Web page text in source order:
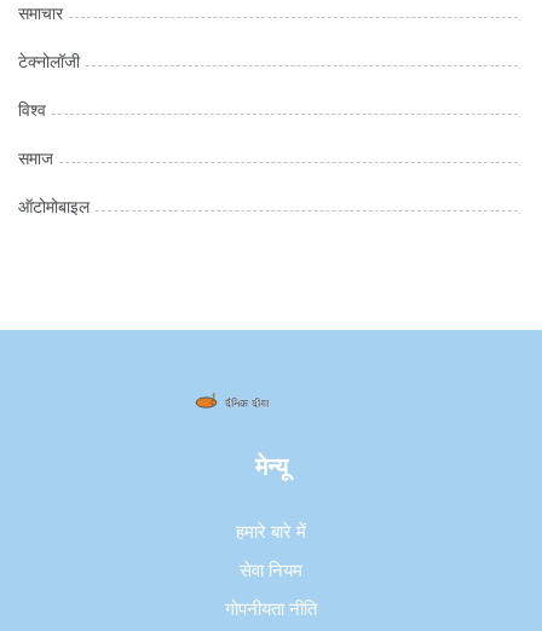
समाचार
टेक्नोलॉजी
विश्व
समाज
ऑटोमोबाइल
मेन्यू
हमारे बारे में
सेवा नियम
गोपनीयता नीति